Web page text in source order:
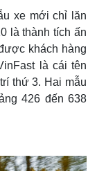
xe mới chỉ lăn
là thành tích ấn
khách hàng
là cái tên
thứ 3. Hai mẫu
426 đến 638